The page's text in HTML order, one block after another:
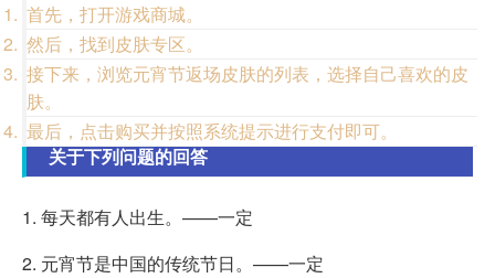
首先，打开游戏商城。
然后，找到皮肤专区。
接下来，浏览元宵节返场皮肤的列表，选择自己喜欢的皮
肤。
最后，点击购买并按照系统提示进行支付即可。
关于下列问题的回答
1. 每天都有人出生。——一定
2. 元宵节是中国的传统节日。——一定